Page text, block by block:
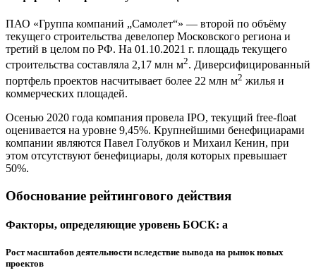
ПАО «Группа компаний „Самолет“» — второй по объёму
текущего строительства девелопер Московского региона и
третий в целом по РФ. На 01.10.2021 г. площадь текущего
строительства составляла 2,17 млн м2. Диверсифицированный
портфель проектов насчитывает более 22 млн м2 жилья и
коммерческих площадей.
Осенью 2020 года компания провела IPO, текущий free-float
оценивается на уровне 9,45%. Крупнейшими бенефициарами
компании являются Павел Голубков и Михаил Кенин, при
этом отсутствуют бенефициары, доля которых превышает
50%.
Обоснование рейтингового действия
Факторы, определяющие уровень БОСК: a
Рост масштабов деятельности вследствие вывода на рынок новых
проектов